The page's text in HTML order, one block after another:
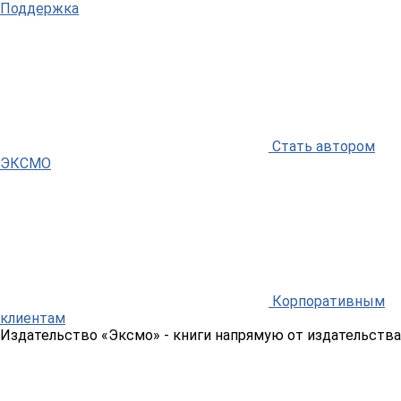
Поддержка
Стать автором
ЭКСМО
Корпоративным
клиентам
Издательство «Эксмо» - книги напрямую от издательства